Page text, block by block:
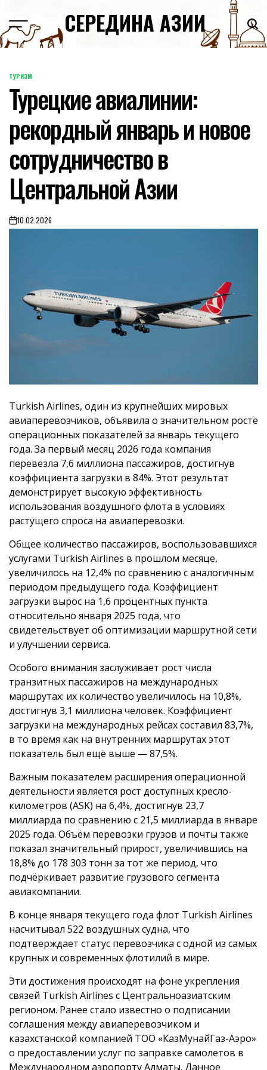
content
СЕРЕДИНА АЗИИ
POSTED
IN
ТУРИЗМ
Турецкие авиалинии:
рекордный январь и новое
сотрудничество в
Центральной Азии
on10.02.2026
Turkish Airlines, один из крупнейших мировых
авиаперевозчиков, объявила о значительном росте
операционных показателей за январь текущего
года. За первый месяц 2026 года компания
перевезла 7,6 миллиона пассажиров, достигнув
коэффициента загрузки в 84%. Этот результат
демонстрирует высокую эффективность
использования воздушного флота в условиях
растущего спроса на авиаперевозки.
Общее количество пассажиров, воспользовавшихся
услугами Turkish Airlines в прошлом месяце,
увеличилось на 12,4% по сравнению с аналогичным
периодом предыдущего года. Коэффициент
загрузки вырос на 1,6 процентных пункта
относительно января 2025 года, что
свидетельствует об оптимизации маршрутной сети
и улучшении сервиса.
Особого внимания заслуживает рост числа
транзитных пассажиров на международных
маршрутах: их количество увеличилось на 10,8%,
достигнув 3,1 миллиона человек. Коэффициент
загрузки на международных рейсах составил 83,7%,
в то время как на внутренних маршрутах этот
показатель был ещё выше — 87,5%.
Важным показателем расширения операционной
деятельности является рост доступных кресло-
километров (ASK) на 6,4%, достигнув 23,7
миллиарда по сравнению с 21,5 миллиарда в январе
2025 года. Объём перевозки грузов и почты также
показал значительный прирост, увеличившись на
18,8% до 178 303 тонн за тот же период, что
подчёркивает развитие грузового сегмента
авиакомпании.
В конце января текущего года флот Turkish Airlines
насчитывал 522 воздушных судна, что
подтверждает статус перевозчика с одной из самых
крупных и современных флотилий в мире.
Эти достижения происходят на фоне укрепления
связей Turkish Airlines с Центральноазиатским
регионом. Ранее стало известно о подписании
соглашения между авиаперевозчиком и
казахстанской компанией ТОО «КазМунайГаз-Аэро»
о предоставлении услуг по заправке самолетов в
Международном аэропорту Алматы. Данное